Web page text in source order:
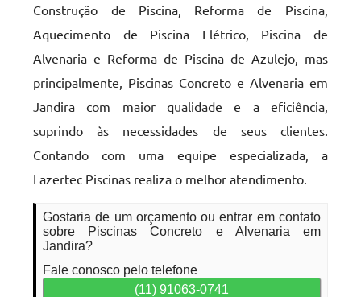
Construção de Piscina, Reforma de Piscina,
Aquecimento de Piscina Elétrico, Piscina de
Alvenaria e Reforma de Piscina de Azulejo, mas
principalmente, Piscinas Concreto e Alvenaria em
Jandira com maior qualidade e a eficiência,
suprindo às necessidades de seus clientes.
Contando com uma equipe especializada, a
Lazertec Piscinas realiza o melhor atendimento.
Gostaria de um orçamento ou entrar em contato
sobre Piscinas Concreto e Alvenaria em
Jandira?
Fale conosco pelo telefone
(11) 91063-0741